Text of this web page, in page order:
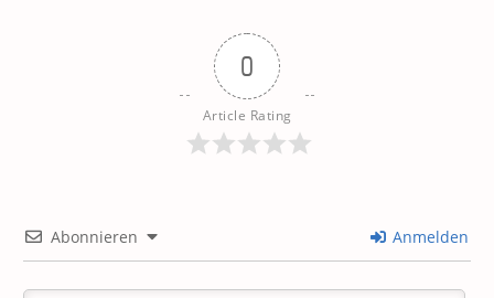
0
Article Rating
Abonnieren Anmelden